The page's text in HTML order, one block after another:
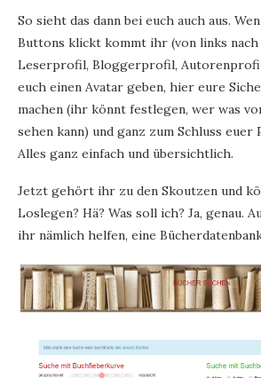
So sieht das dann bei euch auch aus.
Buttons klickt kommt ihr (von links
Leserprofil, Bloggerprofil,
euch einen Avatar geben, hier eure
machen (ihr könnt festlegen, wer was
sehen kann) und ganz zum Schluss euer
Alles ganz einfach und übersichtlich.
Jetzt gehört ihr zu den Skoutzen und
Loslegen? Hä? Was soll ich? Ja, genau.
ihr nämlich helfen, eine